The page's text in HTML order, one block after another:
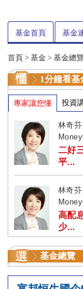
基金首頁 基金
首頁 > 基金 > 基金總覽
1分鐘看基
專家讓您懂 投資
林奇芬
二好
平...
林奇芬
高配
少...
基金總覽